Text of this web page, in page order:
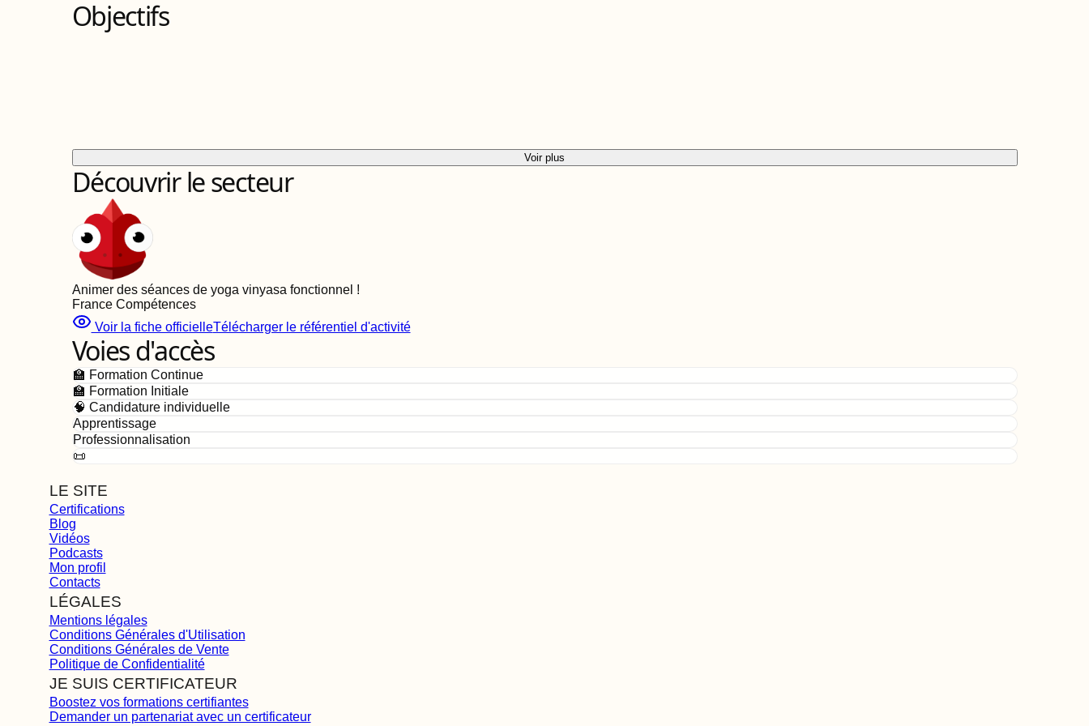
Objectifs
Voir plus
Découvrir le secteur
Animer des séances de yoga vinyasa fonctionnel !
France Compétences
Voir la fiche officielleTélécharger le référentiel d'activité
Voies d'accès
🏫 Formation Continue
🏫 Formation Initiale
🧠 Candidature individuelle
Apprentissage
Professionnalisation
📜
LE SITE
Certifications
Blog
Vidéos
Podcasts
Mon profil
Contacts
LÉGALES
Mentions légales
Conditions Générales d'Utilisation
Conditions Générales de Vente
Politique de Confidentialité
JE SUIS CERTIFICATEUR
Boostez vos formations certifiantes
Demander un partenariat avec un certificateur